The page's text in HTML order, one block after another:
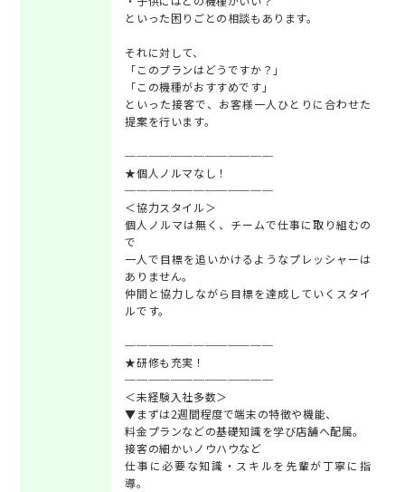
といった困りごとの相談もあります。
それに対して、
「このプランはどうですか？」
「この機種がおすすめです」
といった接客で、お客様一人ひとりに合わせた
提案を行います。
─────────────
★個人ノルマなし！
─────────────
＜協力スタイル＞
個人ノルマは無く、チームで仕事に取り組むの
で
一人で目標を追いかけるようなプレッシャーは
ありません。
仲間と協力しながら目標を達成していくスタイ
ルです。
─────────────
★研修も充実！
─────────────
＜未経験入社多数＞
▼まずは2週間程度で端末の特徴や機能、
料金プランなどの基礎知識を学び店舗へ配属。
接客の細かいノウハウなど
仕事に必要な知識・スキルを先輩が丁寧に指
導。